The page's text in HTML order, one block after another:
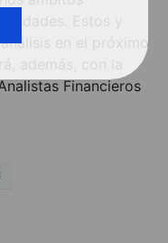
Estos y
en el próximo
además, con la
Financieros